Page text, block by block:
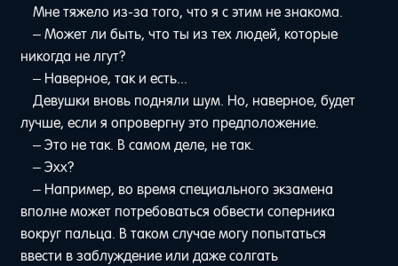
Мне тяжело из-за того, что я с этим не знакома.
– Может ли быть, что ты из тех людей, которые
никогда не лгут?
– Наверное, так и есть...
Девушки вновь подняли шум. Но, наверное, будет
лучше, если я опровергну это предположение.
– Это не так. В самом деле, не так.
– Эхх?
– Например, во время специального экзамена
вполне может потребоваться обвести соперника
вокруг пальца. В таком случае могу попытаться
ввести в заблуждение или даже солгать